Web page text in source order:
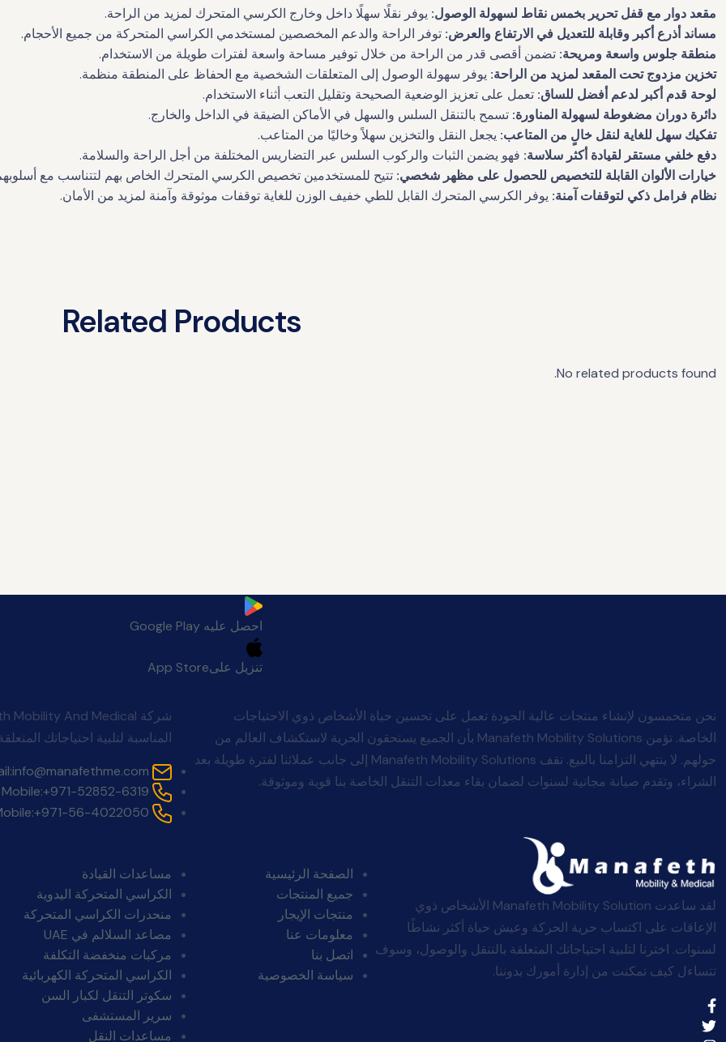
مقعد دوار مع قفل تحرير بخمس نقاط لسهولة الوصول: يوفر نقلًا سهلًا داخل وخارج الكرسي المتحرك لمزيد من الراحة.
مساند أذرع أكبر وقابلة للتعديل في الارتفاع والعرض: توفر الراحة والدعم المخصصين لمستخدمي الكراسي المتحركة من جميع الأحجام.
منطقة جلوس واسعة ومريحة: تضمن أقصى قدر من الراحة من خلال توفير مساحة واسعة لفترات طويلة من الاستخدام.
تخزين مزدوج تحت المقعد لمزيد من الراحة: يوفر سهولة الوصول إلى المتعلقات الشخصية مع الحفاظ على المنطقة منظمة.
لوحة قدم أكبر لدعم أفضل للساق: تعمل على تعزيز الوضعية الصحيحة وتقليل التعب أثناء الاستخدام.
دائرة دوران مضغوطة لسهولة المناورة: تسمح بالتنقل السلس والسهل في الأماكن الضيقة في الداخل والخارج.
تفكيك سهل للغاية لنقل خالٍ من المتاعب: يجعل النقل والتخزين سهلاً وخاليًا من المتاعب.
دفع خلفي مستقر لقيادة أكثر سلاسة: فهو يضمن الثبات والركوب السلس عبر التضاريس المختلفة من أجل الراحة والسلامة.
خيارات الألوان القابلة للتخصيص للحصول على مظهر شخصي: تتيح للمستخدمين تخصيص الكرسي المتحرك الخاص بهم لتتناسب مع
نظام فرامل ذكي لتوقفات آمنة: يوفر الكرسي المتحرك القابل للطي خفيف الوزن للغاية توقفات موثوقة وآمنة لمزيد من الأمان.
Related Products
No related products found.
احصل عليه Google Play
تنزيل علىApp Store
نحن متحمسون لإنشاء منتجات عالية الجودة تعمل على تحسين حياة الأشخاص ذوي الاحتياجات
الخاصة. تؤمن Manafeth Mobility Solutions بأن الجميع يستحقون الحرية لاستكشاف العالم من
حولهم. لا ينتهي التزامنا بالبيع. تقف Manafeth Mobility Solutions إلى جانب عملائنا لفترة طويلة بعد
الشراء، وتقدم صيانة مجانية لسنوات لضمان بقاء معدات التنقل الخاصة بنا قوية وموثوقة.
المناسبة لتلبية احتياجاتك
info@manafethme.com
Mobile:+971-52852-6319
+971-56-4022050
لقد ساعدت Manafeth Mobility Solution الأشخاص ذوي
الإعاقات على اكتساب حرية الحركة وعيش حياة أكثر نشاطًا
لسنوات. اخترنا لتلبية احتياجاتك المتعلقة بالتنقل والوصول، وسوف
تتساءل كيف تمكنت من إدارة أمورك بدوننا.
الصفحة الرئيسية
جميع المنتجات
منتجات الإيجار
معلومات عنا
اتصل بنا
سياسة الخصوصية
مساعدات القيادة
الكراسي المتحركة اليدوية
منحدرات الكراسي المتحركة
مصاعد السلالم في UAE
مركبات منخفضة التكلفة
الكراسي المتحركة الكهربائية
سكوتر التنقل لكبار السن
سرير المستشفى
مساعدات النقل